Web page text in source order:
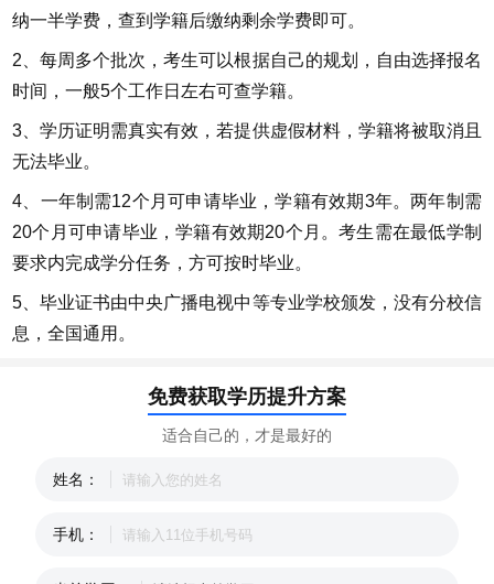
纳一半学费，查到学籍后缴纳剩余学费即可。
2、每周多个批次，考生可以根据自己的规划，自由选择报名
时间，一般5个工作日左右可查学籍。
3、学历证明需真实有效，若提供虚假材料，学籍将被取消且
无法毕业。
4、一年制需12个月可申请毕业，学籍有效期3年。两年制需
20个月可申请毕业，学籍有效期20个月。考生需在最低学制
要求内完成学分任务，方可按时毕业。
5、毕业证书由中央广播电视中等专业学校颁发，没有分校信
息，全国通用。
免费获取学历提升方案
适合自己的，才是最好的
姓名：
手机：